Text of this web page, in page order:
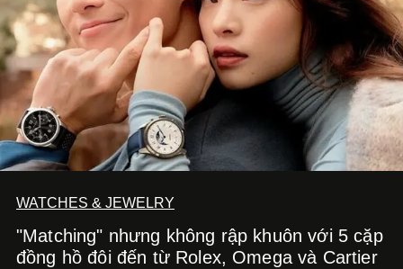
WATCHES & JEWELRY
"Matching" nhưng không rập khuôn với 5 cặp
đồng hồ đôi đến từ Rolex, Omega và Cartier